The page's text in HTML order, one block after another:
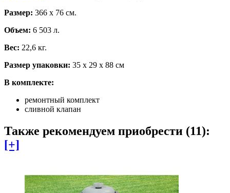
Размер: 366 х 76 см.
Объем: 6 503 л.
Вес: 22,6 кг.
Размер упаковки: 35 х 29 х 88 см
В комплекте:
ремонтный комплект
сливной клапан
Также рекомендуем приобрести (11):
[+]